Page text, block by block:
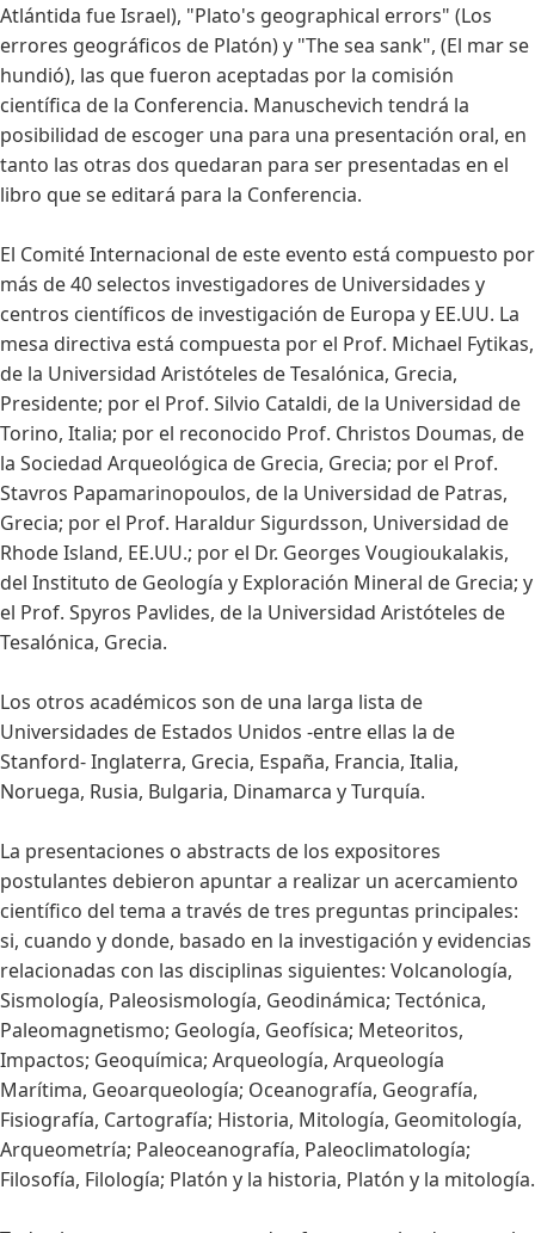
Atlántida fue Israel), "Plato's geographical errors" (Los
errores geográficos de Platón) y "The sea sank", (El mar se
hundió), las que fueron aceptadas por la comisión
científica de la Conferencia. Manuschevich tendrá la
posibilidad de escoger una para una presentación oral, en
tanto las otras dos quedaran para ser presentadas en el
libro que se editará para la Conferencia.
El Comité Internacional de este evento está compuesto por
más de 40 selectos investigadores de Universidades y
centros científicos de investigación de Europa y EE.UU. La
mesa directiva está compuesta por el Prof. Michael Fytikas,
de la Universidad Aristóteles de Tesalónica, Grecia,
Presidente; por el Prof. Silvio Cataldi, de la Universidad de
Torino, Italia; por el reconocido Prof. Christos Doumas, de
la Sociedad Arqueológica de Grecia, Grecia; por el Prof.
Stavros Papamarinopoulos, de la Universidad de Patras,
Grecia; por el Prof. Haraldur Sigurdsson, Universidad de
Rhode Island, EE.UU.; por el Dr. Georges Vougioukalakis,
del Instituto de Geología y Exploración Mineral de Grecia; y
el Prof. Spyros Pavlides, de la Universidad Aristóteles de
Tesalónica, Grecia.
Los otros académicos son de una larga lista de
Universidades de Estados Unidos -entre ellas la de
Stanford- Inglaterra, Grecia, España, Francia, Italia,
Noruega, Rusia, Bulgaria, Dinamarca y Turquía.
La presentaciones o abstracts de los expositores
postulantes debieron apuntar a realizar un acercamiento
científico del tema a través de tres preguntas principales:
si, cuando y donde, basado en la investigación y evidencias
relacionadas con las disciplinas siguientes: Volcanología,
Sismología, Paleosismología, Geodinámica; Tectónica,
Paleomagnetismo; Geología, Geofísica; Meteoritos,
Impactos; Geoquímica; Arqueología, Arqueología
Marítima, Geoarqueología; Oceanografía, Geografía,
Fisiografía, Cartografía; Historia, Mitología, Geomitología,
Arqueometría; Paleoceanografía, Paleoclimatología;
Filosofía, Filología; Platón y la historia, Platón y la mitología.